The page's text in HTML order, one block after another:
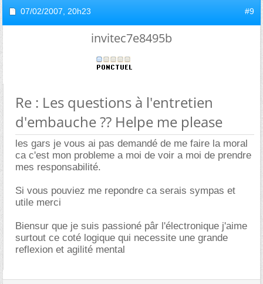
07/02/2007, 20h23 #9
invitec7e8495b
Re : Les questions à l'entretien
d'embauche ?? Helpe me please
les gars je vous ai pas demandé de me faire la moral
ca c'est mon probleme a moi de voir a moi de prendre
mes responsabilité.
Si vous pouviez me repondre ca serais sympas et
utile merci
Biensur que je suis passioné pâr l'électronique j'aime
surtout ce coté logique qui necessite une grande
reflexion et agilité mental